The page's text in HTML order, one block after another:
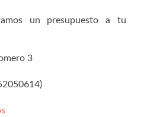
un presupuesto a tu
3